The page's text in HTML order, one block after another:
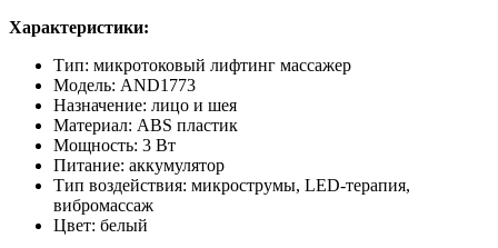
Характеристики:
Тип: микротоковый лифтинг массажер
Модель: AND1773
Назначение: лицо и шея
Материал: ABS пластик
Мощность: 3 Вт
Питание: аккумулятор
Тип воздействия: микрострумы, LED-терапия,
вибромассаж
Цвет: белый